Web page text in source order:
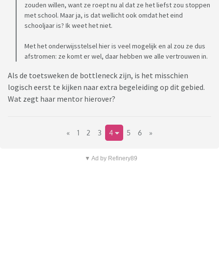
zouden willen, want ze roept nu al dat ze het liefst zou stoppen
met school. Maar ja, is dat wellicht ook omdat het eind
schooljaar is? Ik weet het niet.
Met het onderwijsstelsel hier is veel mogelijk en al zou ze dus
afstromen: ze komt er wel, daar hebben we alle vertrouwen in.
Als de toetsweken de bottleneck zijn, is het misschien
logisch eerst te kijken naar extra begeleiding op dit gebied.
Wat zegt haar mentor hierover?
« 1 2 3 4 5 6 »
▼ Ad by Refinery89